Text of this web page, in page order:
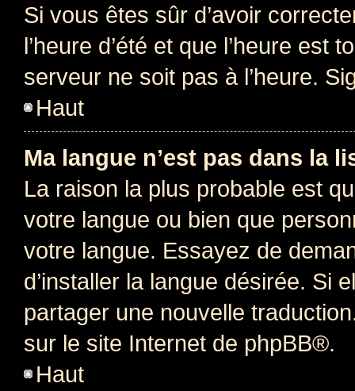
Si vous êtes sûr d’avoir
l’heure d’été et que l’heure est
serveur ne soit pas à l’heure.
Haut
Ma langue n’est pas dans la
La raison la plus probable est
votre langue ou bien que
votre langue. Essayez de
d’installer la langue désirée. Si
partager une nouvelle
sur le site Internet de phpBB®.
Haut